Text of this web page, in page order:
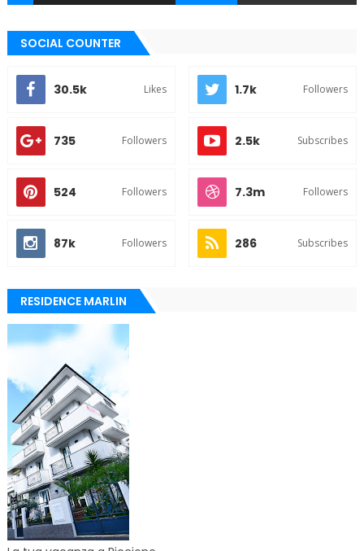
SOCIAL COUNTER
30.5k Likes 1.7k Followers
735 Followers 2.5k Subscribes
524 Followers 7.3m Followers
87k Followers 286 Subscribes
RESIDENCE MARLIN